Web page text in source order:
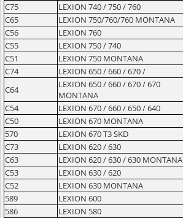
C75
LEXION 740 / 750 / 760
C65
LEXION 750/760/760 MONTANA
C56
LEXION 760
C55
LEXION 750 / 740
C51
LEXION 750 MONTANA
C74
LEXION 650 / 660 / 670 /
C64
LEXION 650 / 660 / 670 / 670
MONTANA
C54
LEXION 670 / 660 / 650 / 640
C50
LEXION 670 MONTANA
570
LEXION 670 T3 SKD
C73
LEXION 620 / 630
C63
LEXION 620 / 630 / 630 MONTANA
C53
LEXION 630 / 620
C52
LEXION 630 MONTANA
589
LEXION 600
586
LEXION 580